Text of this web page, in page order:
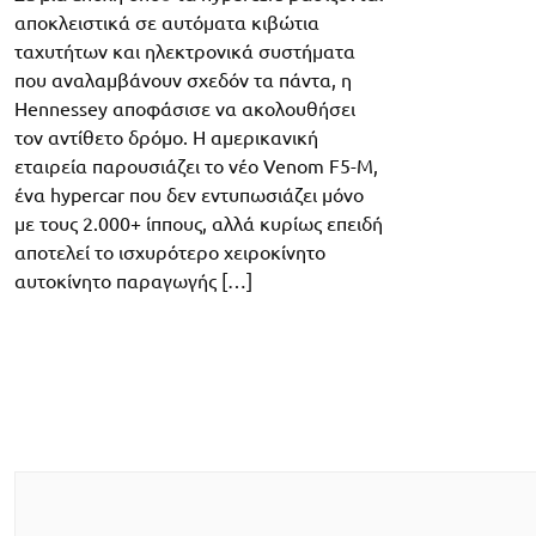
αποκλειστικά σε αυτόματα κιβώτια
ταχυτήτων και ηλεκτρονικά συστήματα
που αναλαμβάνουν σχεδόν τα πάντα, η
Hennessey αποφάσισε να ακολουθήσει
τον αντίθετο δρόμο. Η αμερικανική
εταιρεία παρουσιάζει το νέο Venom F5-M,
ένα hypercar που δεν εντυπωσιάζει μόνο
με τους 2.000+ ίππους, αλλά κυρίως επειδή
αποτελεί το ισχυρότερο χειροκίνητο
αυτοκίνητο παραγωγής […]